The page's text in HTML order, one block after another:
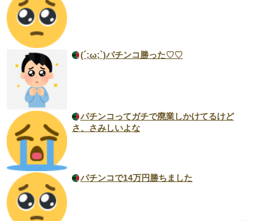
(´;ω;`)パチンコ勝った♡♡
パチンコってガチで廃業しかけてるけど
さ、さみしいよな
パチンコで14万円勝ちました